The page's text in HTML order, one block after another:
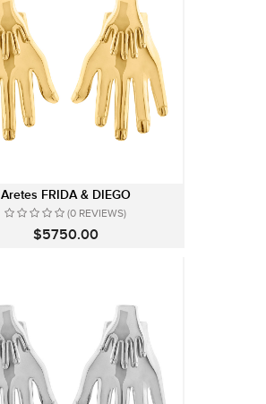
Aretes FRIDA & DIEGO
(0 REVIEWS)
$5750.00